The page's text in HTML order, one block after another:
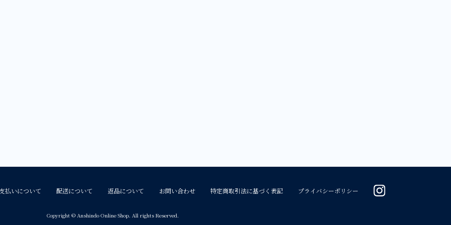
払いについて 配送について 返品について お問い合わせ 特定商取引法に基づく表記 プライバシーポリシー
Copyright © Anshindo Online Shop. All rights Reserved.